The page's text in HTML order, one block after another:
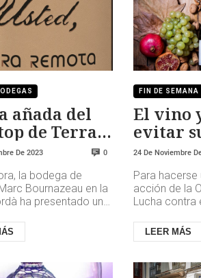
añada del
de Terra
USTED
De 2023 0
la bodega de
Bournazeau en la
ha presentado una
para reinar en la...
FIN DE SEMANA
El vino
evitar
ilícito
24 De Noviembre
Para hacerse
acción de la
Lucha contra
OPSON XI
LEER MÁS